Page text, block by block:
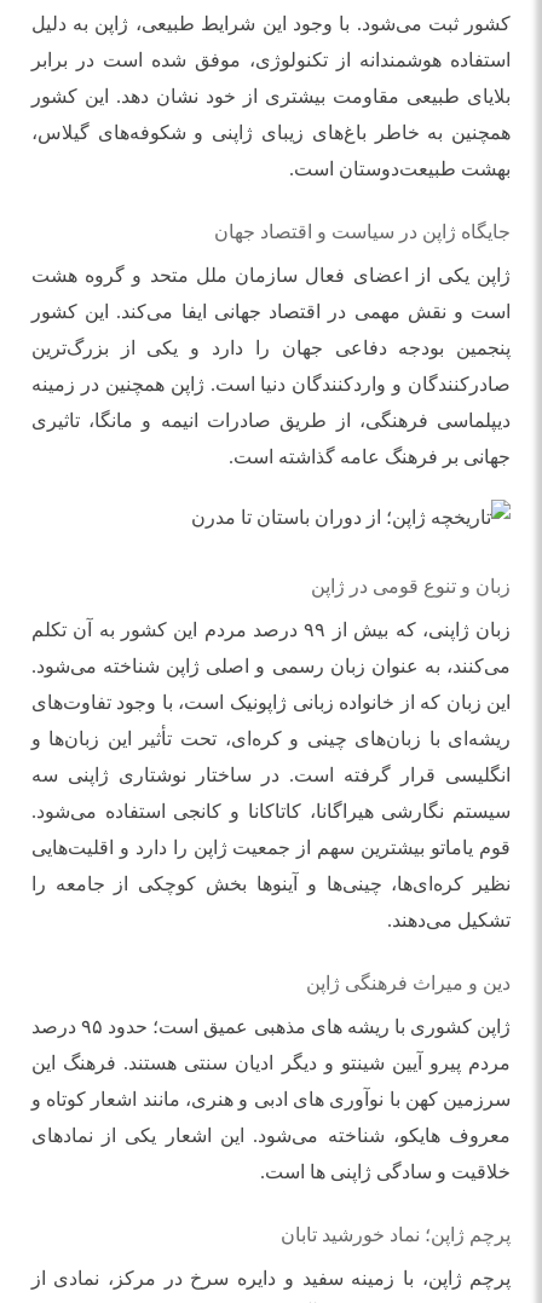
کشور ثبت می‌شود. با وجود این شرایط طبیعی، ژاپن به دلیل
استفاده هوشمندانه از تکنولوژی، موفق شده است در برابر
بلایای طبیعی مقاومت بیشتری از خود نشان دهد. این کشور
همچنین به خاطر باغ‌های زیبای ژاپنی و شکوفه‌های گیلاس،
بهشت طبیعت‌دوستان است.
جایگاه ژاپن در سیاست و اقتصاد جهان
ژاپن یکی از اعضای فعال سازمان ملل متحد و گروه هشت
است و نقش مهمی در اقتصاد جهانی ایفا می‌کند. این کشور
پنجمین بودجه دفاعی جهان را دارد و یکی از بزرگ‌ترین
صادرکنندگان و واردکنندگان دنیا است. ژاپن همچنین در زمینه
دیپلماسی فرهنگی، از طریق صادرات انیمه و مانگا، تاثیری
جهانی بر فرهنگ عامه گذاشته است.
زبان و تنوع قومی در ژاپن
زبان ژاپنی، که بیش از ۹۹ درصد مردم این کشور به آن تکلم
می‌کنند، به عنوان زبان رسمی و اصلی ژاپن شناخته می‌شود.
این زبان که از خانواده زبانی ژاپونیک است، با وجود تفاوت‌های
ریشه‌ای با زبان‌های چینی و کره‌ای، تحت تأثیر این زبان‌ها و
انگلیسی قرار گرفته است. در ساختار نوشتاری ژاپنی سه
سیستم نگارشی هیراگانا، کاتاکانا و کانجی استفاده می‌شود.
قوم یاماتو بیشترین سهم از جمعیت ژاپن را دارد و اقلیت‌هایی
نظیر کره‌ای‌ها، چینی‌ها و آینوها بخش کوچکی از جامعه را
تشکیل می‌دهند.
دین و میراث فرهنگی ژاپن
ژاپن کشوری با ریشه ‌های مذهبی عمیق است؛ حدود ۹۵ درصد
مردم پیرو آیین شینتو و دیگر ادیان سنتی هستند. فرهنگ این
سرزمین کهن با نوآوری‌ های ادبی و هنری، مانند اشعار کوتاه و
معروف هایکو، شناخته می‌شود. این اشعار یکی از نمادهای
خلاقیت و سادگی ژاپنی‌ ها است.
پرچم ژاپن؛ نماد خورشید تابان
پرچم ژاپن، با زمینه سفید و دایره سرخ در مرکز، نمادی از